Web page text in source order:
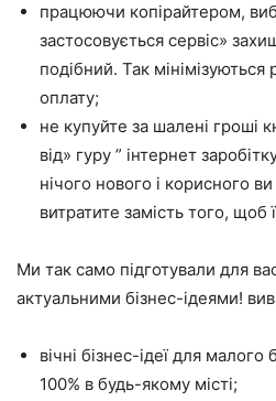
працюючи копірайтером,
застосовується сервіс»
подібний. Так
оплату;
не купуйте за шалені гроші
від» гуру ” інтернет
нічого нового і корисного
витратите замість того, щоб
Ми так само підготували для
актуальними бізнес-ідеями!
вічні бізнес-ідеї для
100% в будь-якому місті;